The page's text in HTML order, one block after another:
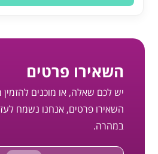
השאירו פרטים
יש לכם שאלה, או מוכנים להזמין
השאירו פרטים, אנחנו נשמח
במהרה.